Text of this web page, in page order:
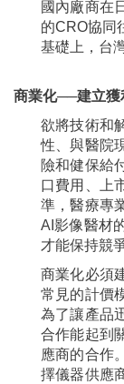
國內廠商在
的CRO協同
基礎上，台
商業化──建立獲
欲將技術和
性、與醫院
險和健保給
口費用、上
準，醫療專
AI影像醫材
才能保持競
商業化必須
常見的計價
為了讓產品
合作能起到
應商的合作
擇儀器供應